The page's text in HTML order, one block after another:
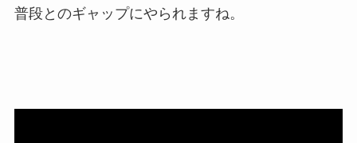
普段とのギャップにやられますね。